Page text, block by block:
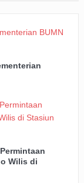
Wilis di